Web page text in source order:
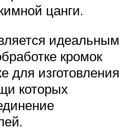
цанги.
идеальным
кромок
для изготовления
которых